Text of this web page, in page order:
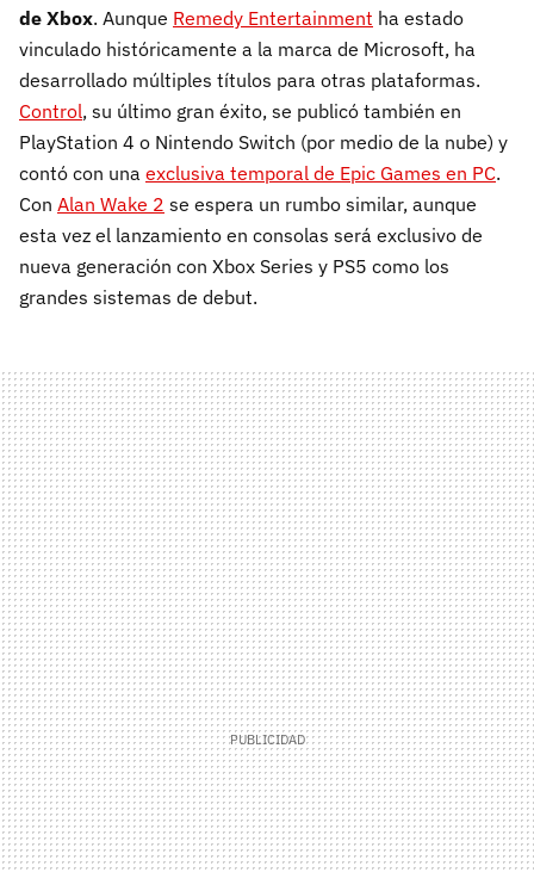
de Xbox. Aunque Remedy Entertainment ha estado
vinculado históricamente a la marca de Microsoft, ha
desarrollado múltiples títulos para otras plataformas.
Control, su último gran éxito, se publicó también en
PlayStation 4 o Nintendo Switch (por medio de la nube) y
contó con una exclusiva temporal de Epic Games en PC.
Con Alan Wake 2 se espera un rumbo similar, aunque
esta vez el lanzamiento en consolas será exclusivo de
nueva generación con Xbox Series y PS5 como los
grandes sistemas de debut.